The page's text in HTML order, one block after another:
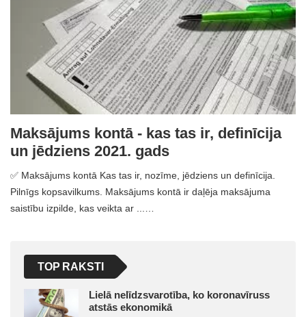
Maksājums kontā - kas tas ir, definīcija
un jēdziens 2021. gads
✅ Maksājums kontā Kas tas ir, nozīme, jēdziens un definīcija.
Pilnīgs kopsavilkums. Maksājums kontā ir daļēja maksājuma
saistību izpilde, kas veikta ar ...…
TOP RAKSTI
Lielā nelīdzsvarotība, ko koronavīruss
atstās ekonomikā